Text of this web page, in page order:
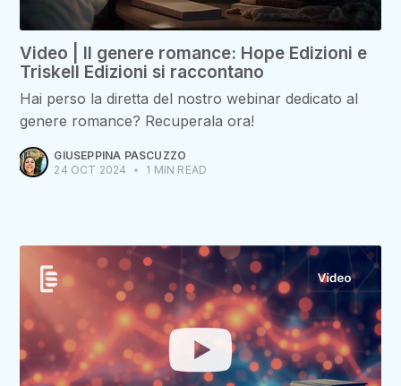
Video | Il genere romance: Hope Edizioni e
Triskell Edizioni si raccontano
Hai perso la diretta del nostro webinar dedicato al
genere romance? Recuperala ora!
GIUSEPPINA PASCUZZO
24 OCT 2024
• 1 MIN READ